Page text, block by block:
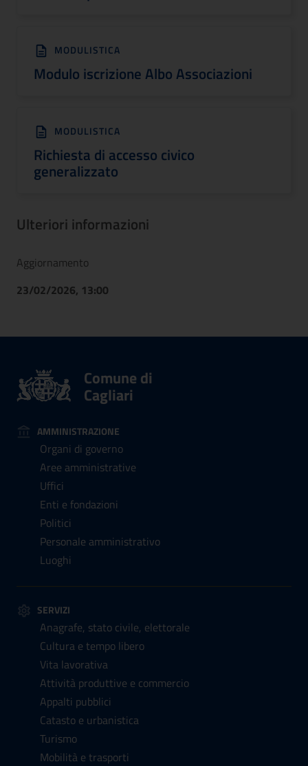
MODULISTICA
Modulo iscrizione Albo Associazioni
MODULISTICA
Richiesta di accesso civico
generalizzato
Ulteriori informazioni
Aggiornamento
23/02/2026, 13:00
Comune di
Cagliari
AMMINISTRAZIONE
Organi di governo
Aree amministrative
Uffici
Enti e fondazioni
Politici
Personale amministrativo
Luoghi
SERVIZI
Anagrafe, stato civile, elettorale
Cultura e tempo libero
Vita lavorativa
Attività produttive e commercio
Appalti pubblici
Catasto e urbanistica
Turismo
Mobilità e trasporti